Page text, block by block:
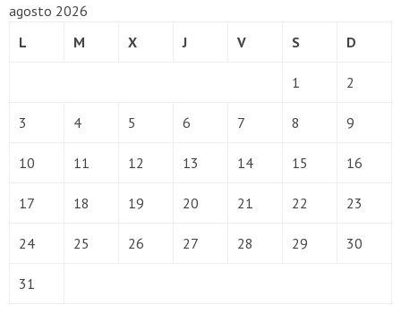
agosto 2026
L
M X J V S D
1 2
3 4 5 6 7 8 9
10 11 12 13 14 15 16
17 18 19 20 21 22 23
24 25 26 27 28 29 30
31